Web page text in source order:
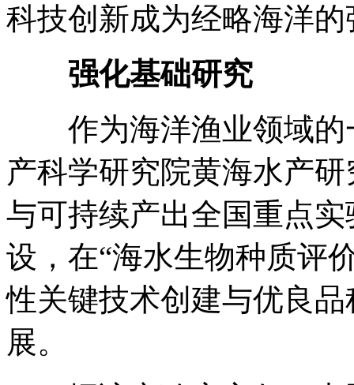
科技创新成为经略海洋
强化基础研究
作为海洋渔业领域的
产科学研究院黄海水产
与可持续产出全国重点
设，在“海水生物种质评
性关键技术创建与优良
展。